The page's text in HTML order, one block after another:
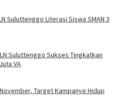
Suluttenggo Literasi Siswa SMAN 3
Suluttenggo Sukses Tingkatkan
VA
Target Kampanye Hidup